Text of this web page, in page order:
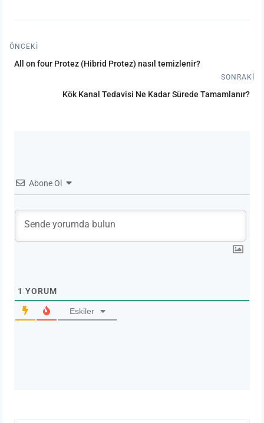
ÖNCEKI
All on four Protez (Hibrid Protez) nasıl temizlenir?
SONRAKI
Kök Kanal Tedavisi Ne Kadar Sürede Tamamlanır?
Abone Ol
1 YORUM
Eskiler